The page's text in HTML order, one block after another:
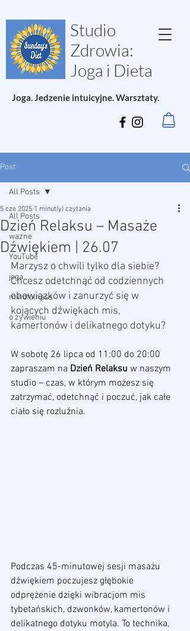
Studio
Zdrowia:
Joga i Dieta
Joga. Jedzenie intuicyjne. Warsztaty.
Post
All Posts
ważne
YouTube
joga
mindfulness
o żywieniu
All Posts
Dzień Relaksu – Masaże
Dźwiękiem | 26.07
5 cze 2025 1 minut(y) czytania
Marzysz o chwili tylko dla siebie?
Chcesz odetchnąć od codziennych
obowiązków i zanurzyć się w
kojących dźwiękach mis,
kamertonów i delikatnego dotyku?
W sobotę 26 lipca od 11:00 do 20:00
zapraszam na Dzień Relaksu w naszym
studio – czas, w którym możesz się
zatrzymać, odetchnąć i poczuć, jak całe
ciało się rozluźnia.
Podczas 45-minutowej sesji masażu
dźwiękiem poczujesz głębokie
odprężenie dzięki wibracjom mis
tybetańskich, dzwonków, kamertonów i
delikatnego dotyku motyla. To technika,